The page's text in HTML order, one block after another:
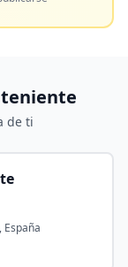
de ti
España